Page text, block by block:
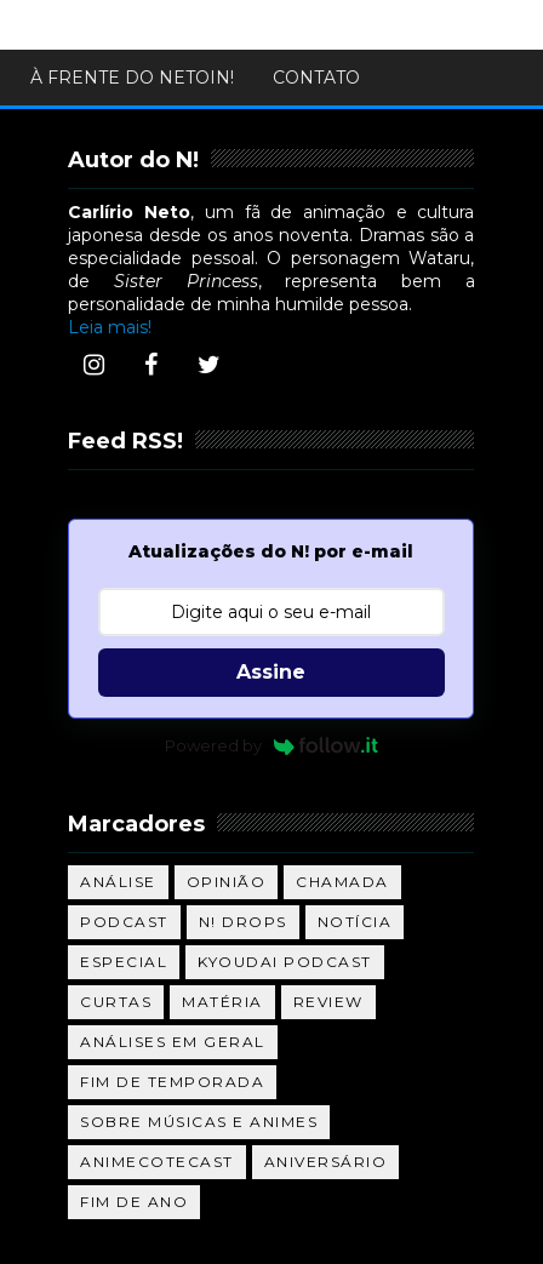
À FRENTE DO NETOIN! CONTATO
Autor do N!
Carlírio Neto, um fã de animação e cultura
japonesa desde os anos noventa. Dramas são a
especialidade pessoal. O personagem Wataru,
deSister Princess, representa bem a
personalidade de minha humilde pessoa.
Leia mais!
Feed RSS!
Atualizações do N! por e-mail
Assine
Powered by
Marcadores
ANÁLISE OPINIÃO CHAMADA
PODCAST N! DROPS NOTÍCIA
ESPECIAL KYOUDAI PODCAST
CURTAS MATÉRIA REVIEW
ANÁLISES EM GERAL
FIM DE TEMPORADA
SOBRE MÚSICAS E ANIMES
ANIMECOTECAST ANIVERSÁRIO
FIM DE ANO